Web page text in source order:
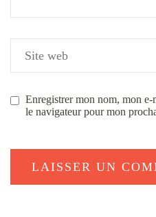
Enregistrer mon nom, mon e-
le navigateur pour mon